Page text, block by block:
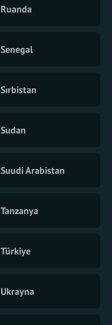
Ruanda
Senegal
Sırbistan
Sudan
Suudi Arabistan
Tanzanya
Türkiye
Ukrayna